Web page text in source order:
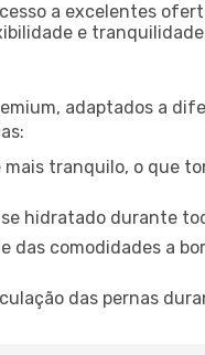
a excelentes
e
adaptados a
tranquilo, o que
hidratado durante
das comodidades a
das pernas